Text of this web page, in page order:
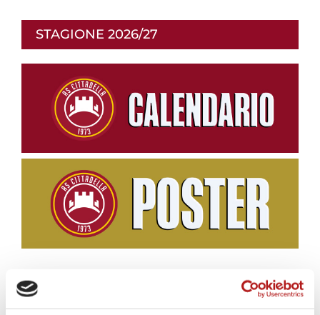
STAGIONE 2026/27
BIGLIETTI